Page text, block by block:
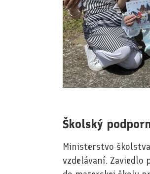
Školský
Ministerstvo
vzdelávaní. Zaviedlo